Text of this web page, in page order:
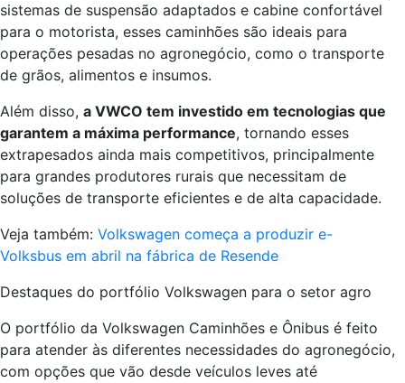
sistemas de suspensão adaptados e cabine confortável
para o motorista, esses caminhões são ideais para
operações pesadas no agronegócio, como o transporte
de grãos, alimentos e insumos.
Além disso, a VWCO tem investido em tecnologias que
garantem a máxima performance, tornando esses
extrapesados ainda mais competitivos, principalmente
para grandes produtores rurais que necessitam de
soluções de transporte eficientes e de alta capacidade.
Veja também: Volkswagen começa a produzir e-
Volksbus em abril na fábrica de Resende
Destaques do portfólio Volkswagen para o setor agro
O portfólio da Volkswagen Caminhões e Ônibus é feito
para atender às diferentes necessidades do agronegócio,
com opções que vão desde veículos leves até